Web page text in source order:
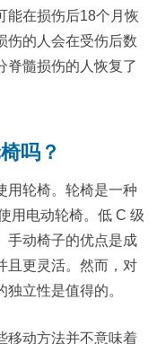
能在损伤后18个月恢
伤的人会在受伤后数
脊髓损伤的人恢复了
吗？
用轮椅。轮椅是一种
用电动轮椅。低 C 级
手动椅子的优点是成
且更灵活。然而，对
立性是值得的。
移动方法并不意味着